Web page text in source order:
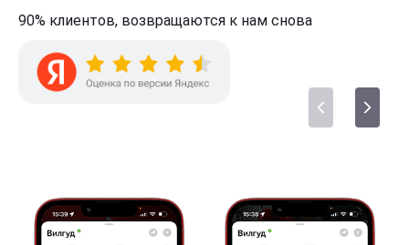
90% клиентов, возвращаются к нам снова